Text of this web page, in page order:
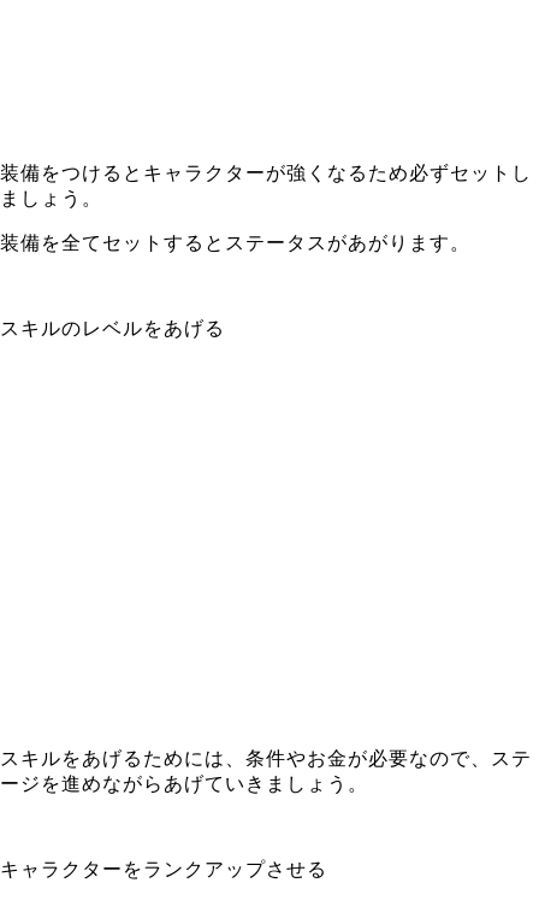
装備をつけるとキャラクターが強くなるため必ずセットし
ましょう。
装備を全てセットするとステータスがあがります。
スキルのレベルをあげる
スキルをあげるためには、条件やお金が必要なので、ステ
ージを進めながらあげていきましょう。
キャラクターをランクアップさせる